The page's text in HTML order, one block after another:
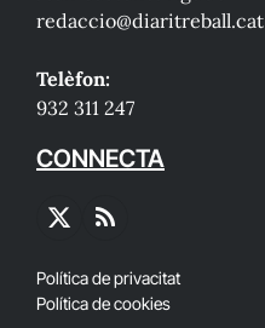
redaccio@diaritreball.cat
Telèfon:
932 311 247
CONNECTA
X
RSS
Política de privacitat
Política de cookies